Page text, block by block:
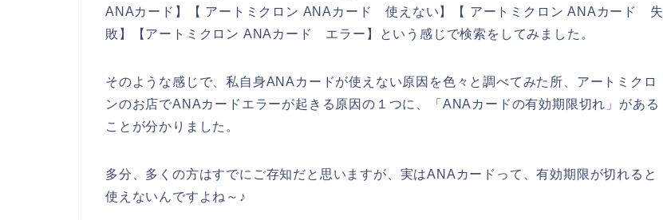
ANAカード】【 アートミクロン ANAカード 使えない】【 アートミクロン ANAカード 失
敗】【アートミクロン ANAカード エラー】という感じで検索をしてみました。
そのような感じで、私自身ANAカードが使えない原因を色々と調べてみた所、アートミクロ
ンのお店でANAカードエラーが起きる原因の１つに、「ANAカードの有効期限切れ」がある
ことが分かりました。
多分、多くの方はすでにご存知だと思いますが、実はANAカードって、有効期限が切れると
使えないんですよね～♪